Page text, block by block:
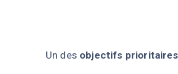
Un des objectifs prioritaires